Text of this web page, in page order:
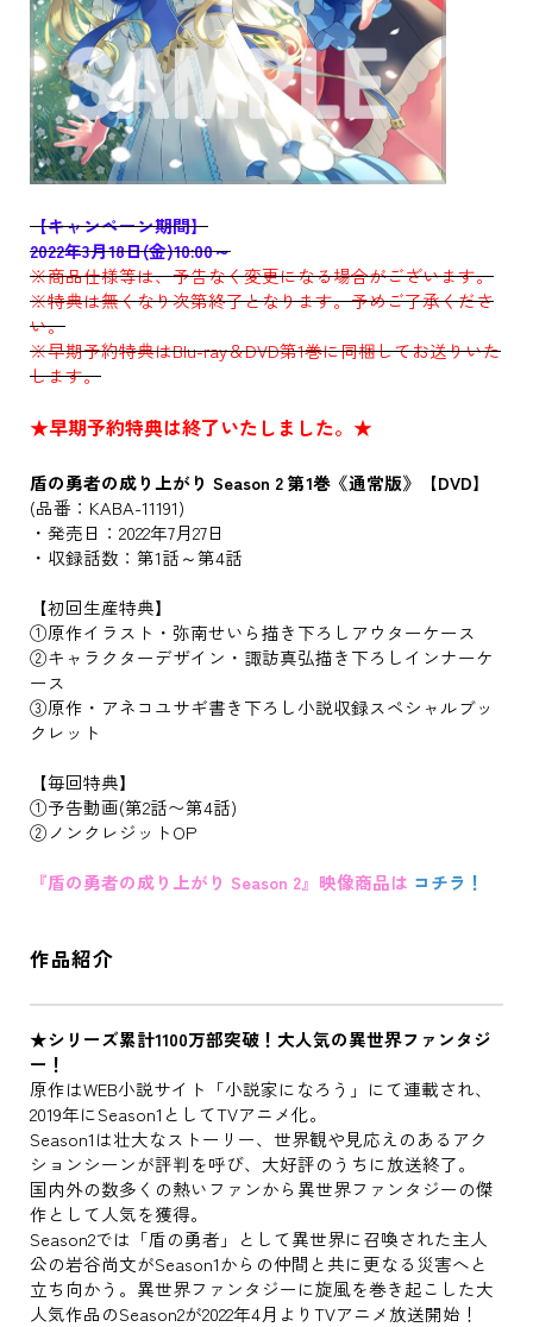
【キャンペーン期間】
2022年3月18日(金)10:00～
※商品仕様等は、予告なく変更になる場合がございます。
※特典は無くなり次第終了となります。予めご了承くださ
い。
※早期予約特典はBlu-ray＆DVD第1巻に同梱してお送りいた
します。
★早期予約特典は終了いたしました。★
盾の勇者の成り上がり Season 2 第1巻《通常版》【DVD】
(品番：KABA-11191)
・発売日：2022年7月27日
・収録話数：第1話～第4話
【初回生産特典】
①原作イラスト・弥南せいら描き下ろしアウターケース
②キャラクターデザイン・諏訪真弘描き下ろしインナーケ
ース
③原作・アネコユサギ書き下ろし小説収録スペシャルブッ
クレット
【毎回特典】
①予告動画(第2話〜第4話)
②ノンクレジットOP
『盾の勇者の成り上がり Season 2』映像商品は コチラ！
作品紹介
★シリーズ累計1100万部突破！大人気の異世界ファンタジ
ー！
原作はWEB小説サイト「小説家になろう」にて連載され、
2019年にSeason1としてTVアニメ化。
Season1は壮大なストーリー、世界観や見応えのあるアク
ションシーンが評判を呼び、大好評のうちに放送終了。
国内外の数多くの熱いファンから異世界ファンタジーの傑
作として人気を獲得。
Season2では「盾の勇者」として異世界に召喚された主人
公の岩谷尚文がSeason1からの仲間と共に更なる災害へと
立ち向かう。異世界ファンタジーに旋風を巻き起こした大
人気作品のSeason2が2022年4月よりTVアニメ放送開始！